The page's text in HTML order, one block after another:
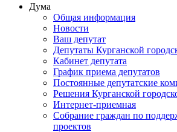
Дума
Общая информация
Новости
Ваш депутат
Депутаты Курганской
Кабинет депутата
График приема депутатов
Постоянные депутатские
Решения Курганской
Интернет-приемная
Собрание граждан по
проектов